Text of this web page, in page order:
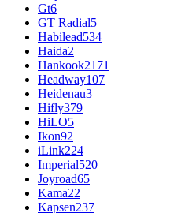
Gt6
GT Radial5
Habilead534
Haida2
Hankook2171
Headway107
Heidenau3
Hifly379
HiLO5
Ikon92
iLink224
Imperial520
Joyroad65
Kama22
Kapsen237